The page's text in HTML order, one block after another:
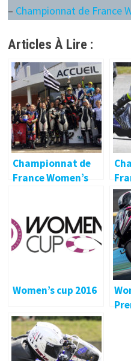
– Championnat de France
Articles À Lire :
Championnat de
France Women’s
Floury !
Women’s cup 2016